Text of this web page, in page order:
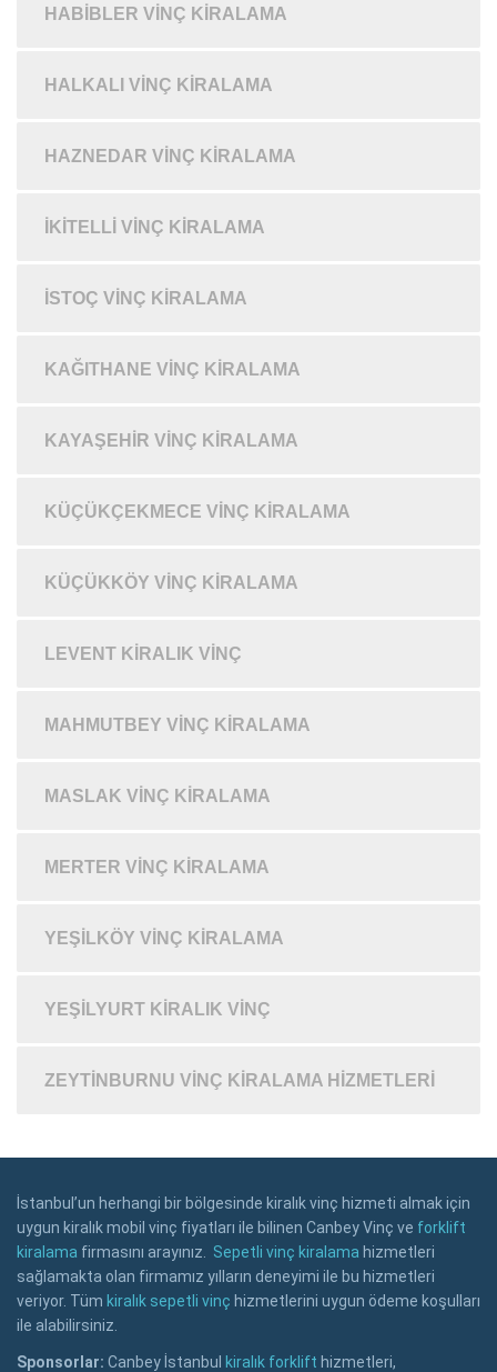
HABIBLER VINÇ KIRALAMA
HALKALI VINÇ KIRALAMA
HAZNEDAR VINÇ KIRALAMA
İKITELLI VINÇ KIRALAMA
İSTOÇ VINÇ KIRALAMA
KAĞITHANE VINÇ KIRALAMA
KAYAŞEHIR VINÇ KIRALAMA
KÜÇÜKÇEKMECE VINÇ KIRALAMA
KÜÇÜKKÖY VINÇ KIRALAMA
LEVENT KIRALIK VINÇ
MAHMUTBEY VINÇ KIRALAMA
MASLAK VINÇ KIRALAMA
MERTER VINÇ KIRALAMA
YEŞILKÖY VINÇ KIRALAMA
YEŞILYURT KIRALIK VINÇ
ZEYTINBURNU VINÇ KIRALAMA HIZMETLERI
İstanbul’un herhangi bir bölgesinde kiralık vinç hizmeti almak için
uygun kiralık mobil vinç fiyatları ile bilinen Canbey Vinç ve forklift
kiralama firmasını arayınız. Sepetli vinç kiralama hizmetleri
sağlamakta olan firmamız yılların deneyimi ile bu hizmetleri
veriyor. Tüm kiralık sepetli vinç hizmetlerini uygun ödeme koşulları
ile alabilirsiniz.
Sponsorlar: Canbey İstanbul kiralık forklift hizmetleri,